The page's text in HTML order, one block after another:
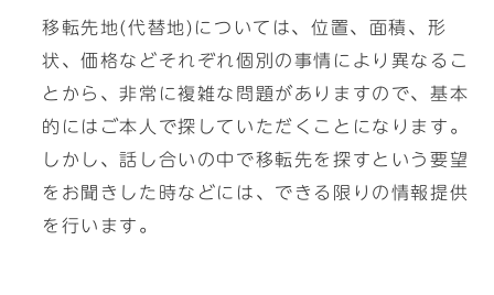
移転先地(代替地)については、位置、面積、形
状、価格などそれぞれ個別の事情により異なるこ
とから、非常に複雑な問題がありますので、基本
的にはご本人で探していただくことになります。
しかし、話し合いの中で移転先を探すという要望
をお聞きした時などには、できる限りの情報提供
を行います。